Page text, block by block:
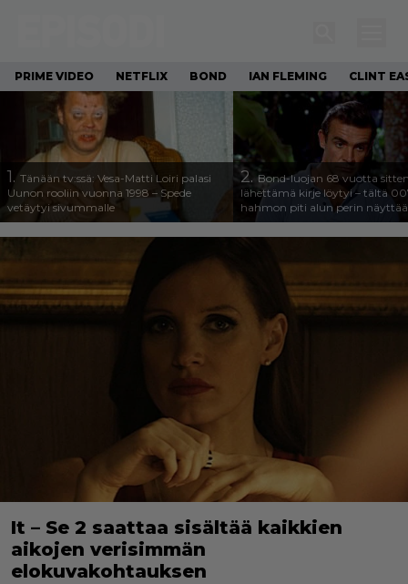
PRIME VIDEO NETFLIX BOND IAN FLEMING CLINT
1. Tänään tv:ssä: Vesa-Matti Loiri palasi
Uunon rooliin vuonna 1998 – Spede
vetäytyi sivummalle
2.Bond-luojan 68 vuotta
lähettämä kirje löytyi – tältä
hahmon piti alun perin näyttää
It – Se 2 saattaa sisältää kaikkien
aikojen verisimmän
elokuvakohtauksen